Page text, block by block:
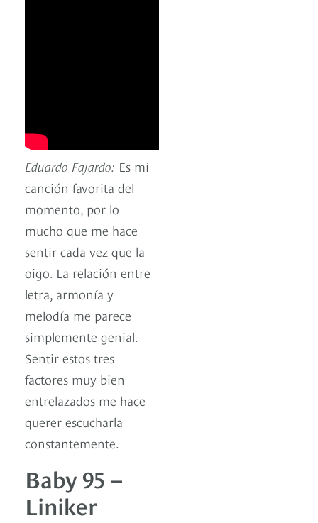
Eduardo Fajardo: Es mi
canción favorita del
momento, por lo
mucho que me hace
sentir cada vez que la
oigo. La relación entre
letra, armonía y
melodía me parece
simplemente genial.
Sentir estos tres
factores muy bien
entrelazados me hace
querer escucharla
constantemente.
Baby 95 –
Liniker